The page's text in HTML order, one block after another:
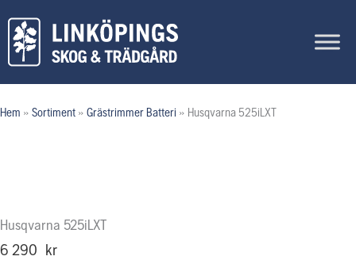
innehåll
Hem » Sortiment » Grästrimmer Batteri » Husqvarna 525iLXT
Husqvarna 525iLXT
6 290 kr